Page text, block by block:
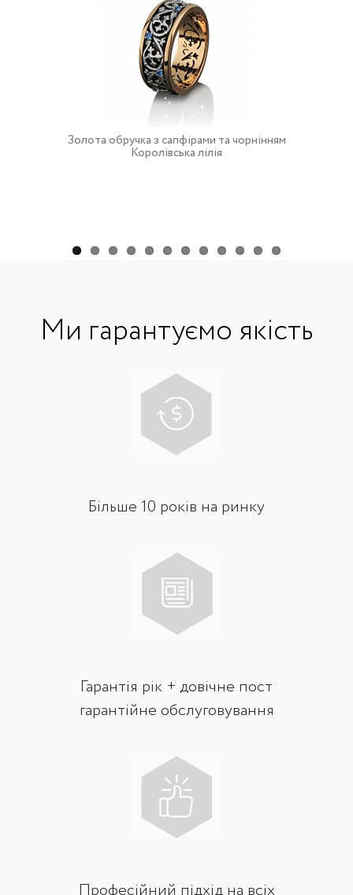
Золота обручка з сапфірами та чорнінням
Королівська лілія
Ми гарантуємо якість
Більше 10 років на ринку
Гарантія рік + довічне пост
гарантійне обслуговування